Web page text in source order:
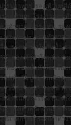
ปอาหาร, รองเท้าบู
เท้าบูท, โรงงานรอง
เท้าขายส่งกรุงเทพ,
Wholesale, รองเท้า
, รองเท้าหัวโตกันน้
รองเท้าหัวโตพนั
ย, รองเท้าหัวโตพร้
งเท้าคัชชูสีขาวพนัก
ำหนักเบา, รองเท้า
เท้าพนักงานโรงงาน,
, รองเท้าพนักงานคลั
สาหกรรม, รองเท้าท